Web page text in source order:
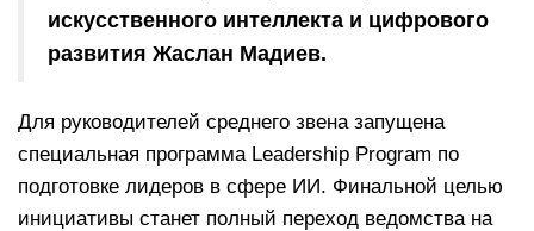
искусственного интеллекта и цифрового
развития Жаслан Мадиев.
Для руководителей среднего звена запущена
специальная программа Leadership Program по
подготовке лидеров в сфере ИИ. Финальной целью
инициативы станет полный переход ведомства на